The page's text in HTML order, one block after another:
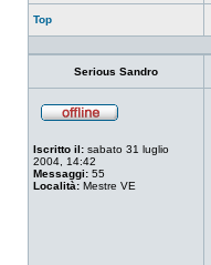
Top
Serious Sandro
Iscritto il: sabato 31 luglio
2004, 14:42
Messaggi: 55
Località: Mestre VE